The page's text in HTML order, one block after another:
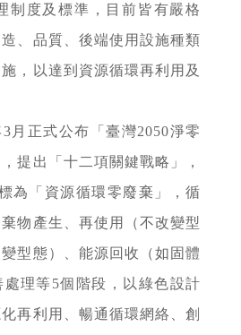
制度及標準，目前皆有嚴格
、品質、後端使用設施種類
，以達到資源循環再利用及
月正式公布「臺灣2050淨零
提出「十二項關鍵戰略」，
為「資源循環零廢棄」，循
物產生、再使用（不改變型
型態）、能源回收（如固體
理等5個階段，以綠色設計
再利用、暢通循環網絡、創